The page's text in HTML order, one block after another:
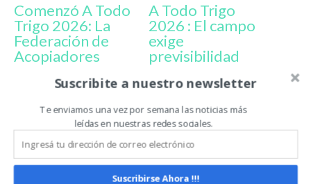
Comenzó A Todo
Trigo 2026: La
Federación de
Acopiadores
reducción de
retenciones y
reformas fiscales
profundas
A Todo Trigo
2026 : El campo
exige
previsibilidad
presión fiscalEl
campo exige
previsibilidad
frente a la
presión fiscal
Suscribite a nuestro newsletter
Te enviamos una vez por semana las noticias más
leídas en nuestras redes sociales.
Suscribirse Ahora !!!